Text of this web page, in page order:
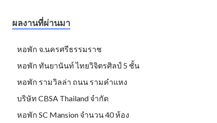
ผลงานที่ผ่านมา
หอพัก จ.นครศรีธรรมราช
หอพัก ทันยานันท์ ไทยวิจิตรศิลป์ 5 ชั้น
หอพัก รามวิลล่า ถนน รามคำแหง
บริษัท CBSA Thailand จำกัด
หอพัก SC Mansion จำนวน 40 ห้อง